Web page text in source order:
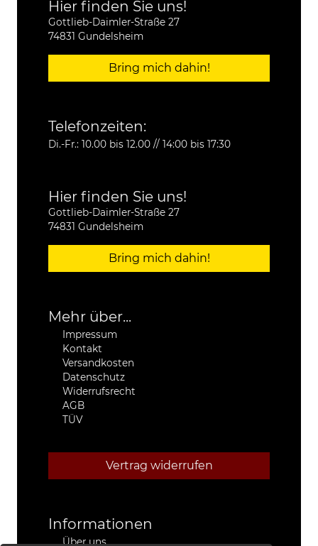
Hier finden Sie uns!
Gottlieb-Daimler-Straße 27
74831 Gundelsheim
Bring mich dahin!
Telefonzeiten:
Di.-Fr.: 10.00 bis 12.00 // 14:00 bis 17:30
Hier finden Sie uns!
Gottlieb-Daimler-Straße 27
74831 Gundelsheim
Bring mich dahin!
Mehr über...
Impressum
Kontakt
Versandkosten
Datenschutz
Widerrufsrecht
AGB
TÜV
Vertrag widerrufen
Informationen
Über uns